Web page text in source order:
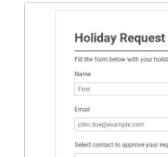
student enrollment,
event intake, and
keep responses
evaluate submissions,
cleaner registration